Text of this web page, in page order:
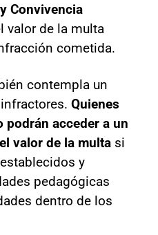
Convivencia
valor de la multa
cometida.
contempla un
Quienes
podrán acceder a un
valor de la multa si
y
pedagógicas
dentro de los